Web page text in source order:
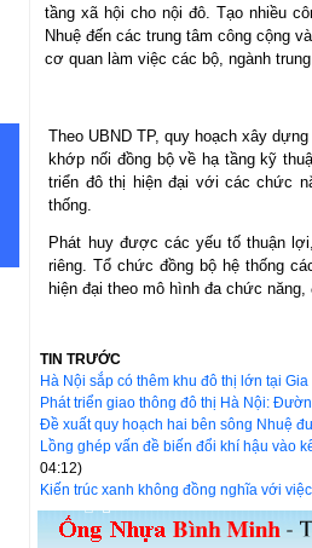
tầng xã hội cho nội đô. Tạo nhiều
Nhuệ đến các trung tâm công cộng
cơ quan làm việc các bộ, ngành
Theo UBND TP, quy hoạch xây
khớp nối đồng bộ về hạ tầng kỹ
triển đô thị hiện đại với các chức
thống.
Phát huy được các yếu tố thuận
riêng. Tổ chức đồng bộ hệ thống
hiện đại theo mô hình đa chức
TIN TRƯỚC
Hà Nội sắp có thêm khu đô thị lớn tại
Phát triển giao thông đô thị Hà Nội:
Đề xuất quy hoạch hai bên sông Nhuệ
Lồng ghép vấn đề biến đổi khí hậu vào
04:12)
Kiến trúc xanh không đồng nghĩa với